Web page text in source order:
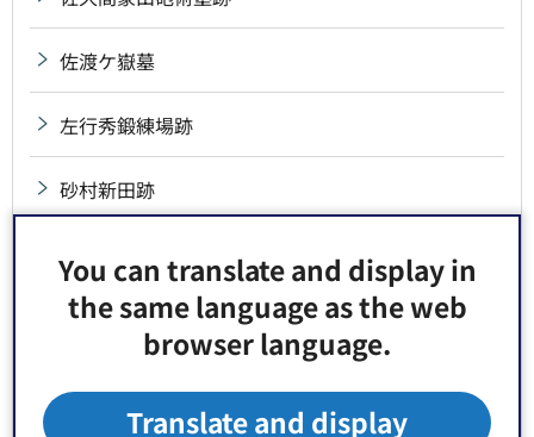
You can translate and display in
the same language as the web
browser language.
Translate and display
佐渡ケ嶽墓
左行秀鍛練場跡
砂村新田跡
砂町運河跡
再製塩製造所跡